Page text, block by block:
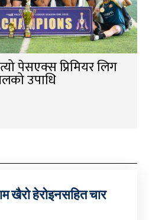
पेसएक्स प्रिमियर लिग
उपाधि
खैरो हेरोइनसहित चार